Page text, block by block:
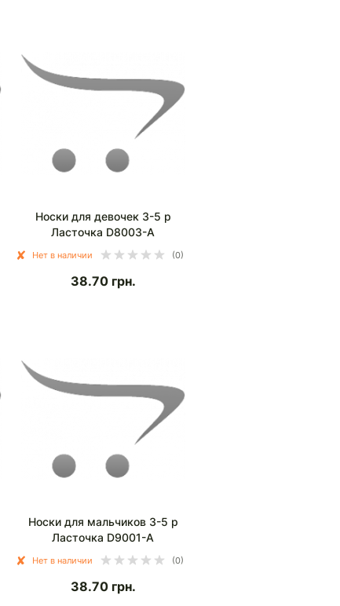
Носки для девочек 3-5 р
Ласточка D8003-А
Нет в наличии (0)
38.70 грн.
Носки для мальчиков 3-5 р
Ласточка D9001-А
Нет в наличии (0)
38.70 грн.